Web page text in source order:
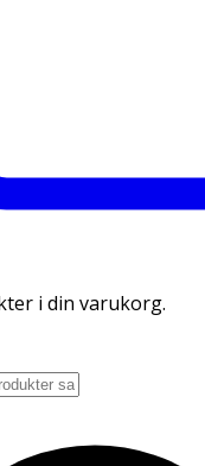
i din varukorg.